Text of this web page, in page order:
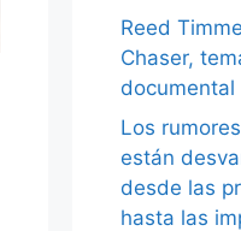
Reed
Chaser,
documental
Los
están
desde las
hasta las